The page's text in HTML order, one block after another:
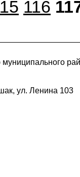
116
ул. Ленина 103